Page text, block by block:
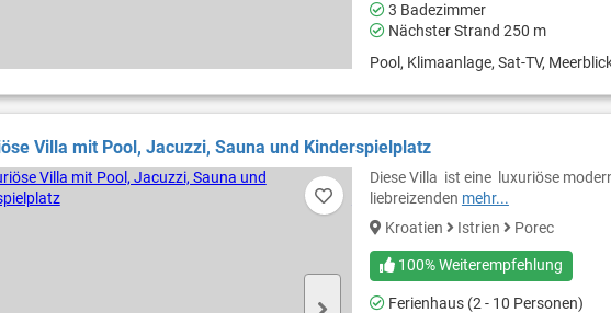
3 Badezimmer
Nächster Strand 250 m
Pool, Klimaanlage, Sat-TV,
Villa mit Pool, Jacuzzi, Sauna und Kinderspielplatz
Diese Villa ist eine luxuriöse
liebreizenden mehr...
Kroatien
Istrien Porec
100% Weiterempfehlung
Ferienhaus (2 - 10 Personen)